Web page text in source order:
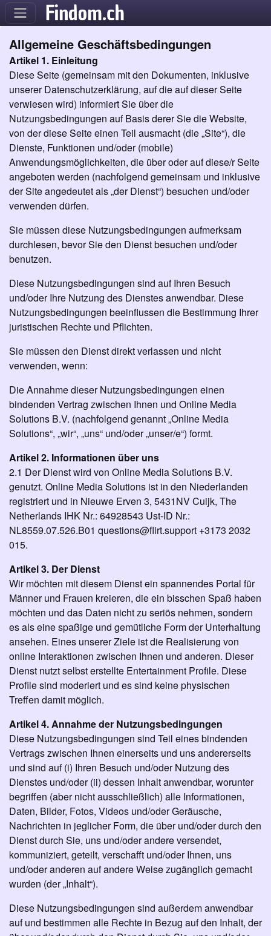
Allgemeine Geschäftsbedingungen
Artikel 1. Einleitung
Diese Seite (gemeinsam mit den Dokumenten, inklusive
unserer Datenschutzerklärung, auf die auf dieser Seite
verwiesen wird) informiert Sie über die
Nutzungsbedingungen auf Basis derer Sie die Website,
von der diese Seite einen Teil ausmacht (die „Site“), die
Dienste, Funktionen und/oder (mobile)
Anwendungsmöglichkeiten, die über oder auf diese/r Seite
angeboten werden (nachfolgend gemeinsam und inklusive
der Site angedeutet als „der Dienst“) besuchen und/oder
verwenden dürfen.
Sie müssen diese Nutzungsbedingungen aufmerksam
durchlesen, bevor Sie den Dienst besuchen und/oder
benutzen.
Diese Nutzungsbedingungen sind auf Ihren Besuch
und/oder Ihre Nutzung des Dienstes anwendbar. Diese
Nutzungsbedingungen beeinflussen die Bestimmung Ihrer
juristischen Rechte und Pflichten.
Sie müssen den Dienst direkt verlassen und nicht
verwenden, wenn:
Die Annahme dieser Nutzungsbedingungen einen
bindenden Vertrag zwischen Ihnen und Online Media
Solutions B.V. (nachfolgend genannt „Online Media
Solutions“, „wir“, „uns“ und/oder „unser/e“) formt.
Artikel 2. Informationen über uns
2.1 Der Dienst wird von Online Media Solutions B.V.
genutzt. Online Media Solutions ist in den Niederlanden
registriert und in Nieuwe Erven 3, 5431NV Cuijk, The
Netherlands IHK Nr.: 64928543 Ust-ID Nr.:
NL8559.07.526.B01 questions@flirt.support +3173 2032
015.
Artikel 3. Der Dienst
Wir möchten mit diesem Dienst ein spannendes Portal für
Männer und Frauen kreieren, die ein bisschen Spaß haben
möchten und das Daten nicht zu seriös nehmen, sondern
es als eine spaßige und gemütliche Form der Unterhaltung
ansehen. Eines unserer Ziele ist die Realisierung von
online Interaktionen zwischen Ihnen und anderen. Dieser
Dienst nutzt selbst erstellte Entertainment Profile. Diese
Profile sind moderiert und es sind keine physischen
Treffen damit möglich.
Artikel 4. Annahme der Nutzungsbedingungen
Diese Nutzungsbedingungen sind Teil eines bindenden
Vertrags zwischen Ihnen einerseits und uns andererseits
und sind auf (i) Ihren Besuch und/oder Nutzung des
Dienstes und/oder (ii) dessen Inhalt anwendbar, worunter
begriffen (aber nicht ausschließlich) alle Informationen,
Daten, Bilder, Fotos, Videos und/oder Geräusche,
Nachrichten in jeglicher Form, die über und/oder durch den
Dienst durch Sie, uns und/oder andere versendet,
kommuniziert, geteilt, verschafft und/oder Ihnen, uns
und/oder anderen auf andere Weise zugänglich gemacht
wurden (der „Inhalt“).
Diese Nutzungsbedingungen sind außerdem anwendbar
auf und bestimmen alle Rechte in Bezug auf den Inhalt, der